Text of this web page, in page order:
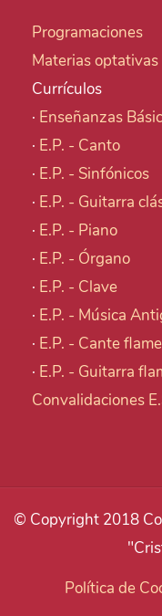
Programaciones
Materias optativas
Currículos
· Enseñanzas
· E.P. - Canto
· E.P. - Sinfónicos
· E.P. - Guitarra
· E.P. - Piano
· E.P. - Órgano
· E.P. - Clave
· E.P. - Música
· E.P. - Cante
· E.P. - Guitarra
Convalidaciones
© Copyright 2018
Política de